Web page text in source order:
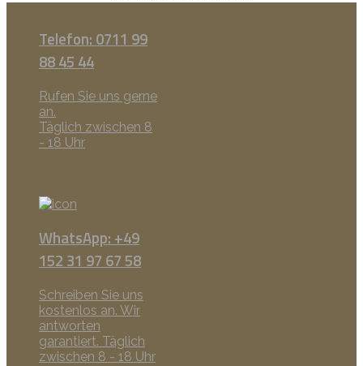
Telefon: 0711 99
88 45 44
Rufen Sie uns gerne
an.
Täglich zwischen 8
- 18 Uhr
WhatsApp: +49
152 31 97 67 58
Schreiben Sie uns
kostenlos an. Wir
antworten
garantiert. Täglich
zwischen 8 - 18 Uhr